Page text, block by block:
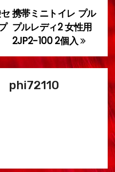
携帯ミニトイレ プル
プルレディ2 女性用
2JP2-100 2個入
phi72110